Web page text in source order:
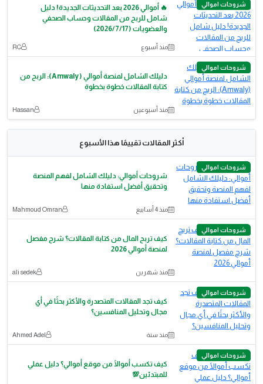
شروحات اموالي
🔥 أموالي 2026 بعد التحديثات الجديدة! دليل
شامل للربح من المقالات وحساب الصحفي
والعضويات (2026/7/17)
منذ أسبوع RC
شروحات اموالي
دليلك الشامل لمنصة أموالي (Amwaly): الربح من
كتابة المقالات خطوة بخطوة
منذ أسبوعين Hassan
أكثر المقالات تقييمًا هذا الأسبوع
شروحات اموالي
شروحات أموالي: دليلك الشامل لفهم المنصة
وتحقيق أفضل استفادة منها
منذ 4 أسابيع Mahmoud Omran
شروحات اموالي
كيف تربح المال من كتابة المقالات؟ شرح مفصل
لمنصة أموالي 2026
منذ شهرين ali sedek
شروحات اموالي
كيف تجد المقالات المتصدرة والأكثر بحثًا في أي
مجال وتحليل المنافسين؟
منذ سنة Ahmed Adel
شروحات اموالي
كيف تكسب أموالًا من موقع أموالي؟ دليل عملي
للمبتدئين💯